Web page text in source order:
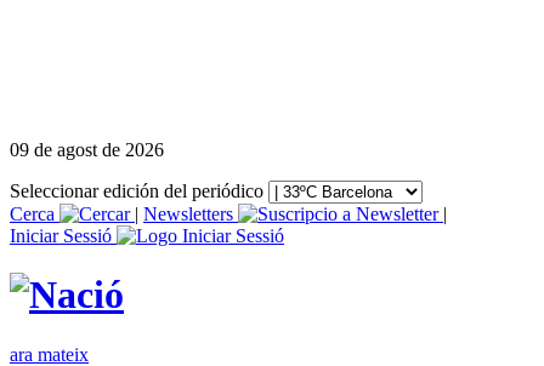
09 de agost de 2026
Seleccionar edición del periódico
Cerca
| Newsletters
|
Iniciar Sessió
ara mateix